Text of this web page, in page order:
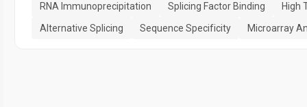
RNA Immunoprecipitation
Splicing Factor Binding
High
Alternative Splicing
Sequence Specificity Microarray